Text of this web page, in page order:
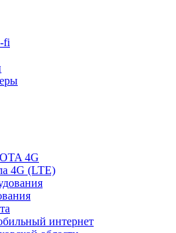
fi
4G
4G (LTE)
интернет